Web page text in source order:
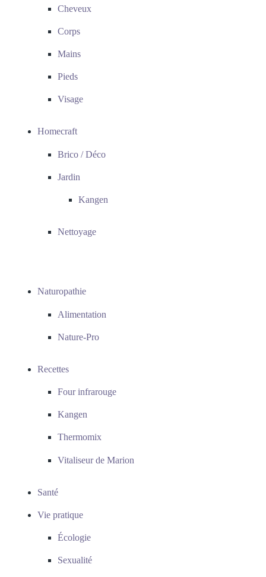
Cheveux
Corps
Mains
Pieds
Visage
Homecraft
Brico / Déco
Jardin
Kangen
Nettoyage
Naturopathie
Alimentation
Nature-Pro
Recettes
Four infrarouge
Kangen
Thermomix
Vitaliseur de Marion
Santé
Vie pratique
Écologie
Sexualité